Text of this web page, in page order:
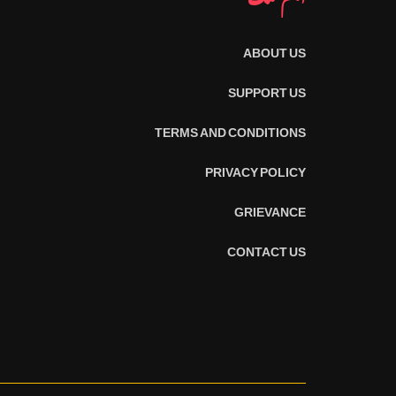
ABOUT US
SUPPORT US
TERMS AND CONDITIONS
PRIVACY POLICY
GRIEVANCE
CONTACT US